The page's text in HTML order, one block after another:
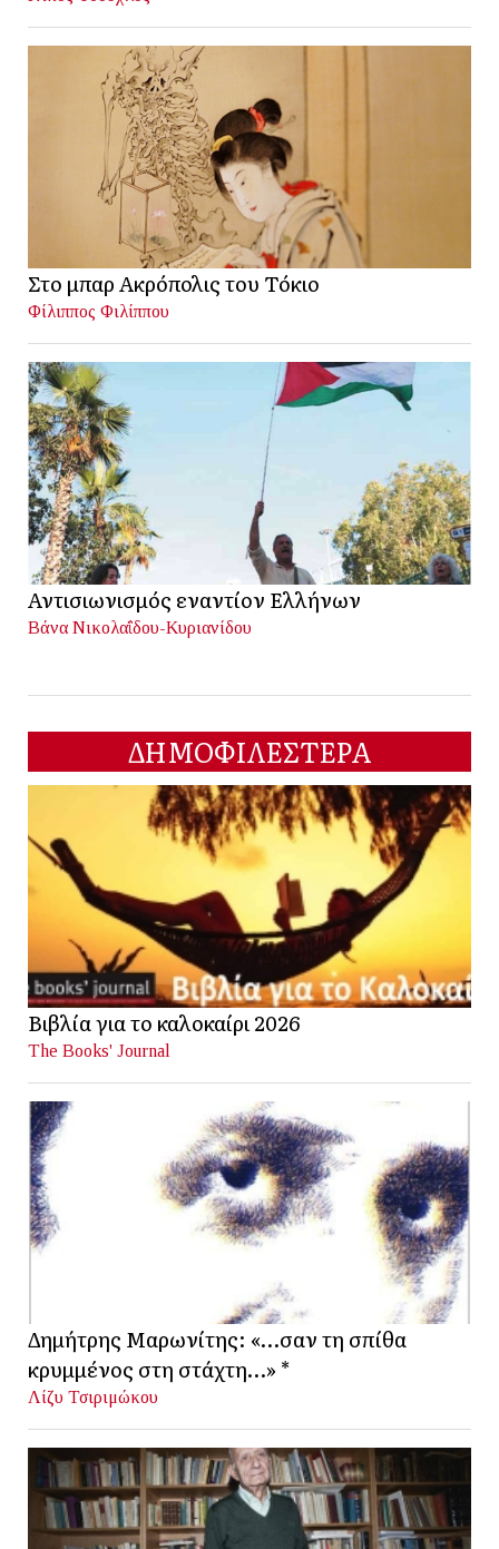
Στο μπαρ Ακρόπολις του Τόκιο
Φίλιππος Φιλίππου
Αντισιωνισμός εναντίον Ελλήνων
Βάνα Νικολαΐδου-Κυριανίδου
ΔΗΜΟΦΙΛΕΣΤΕΡΑ
Βιβλία για το καλοκαίρι 2026
The Books' Journal
Δημήτρης Μαρωνίτης: «…σαν τη σπίθα
κρυμμένος στη στάχτη…» *
Λίζυ Τσιριμώκου